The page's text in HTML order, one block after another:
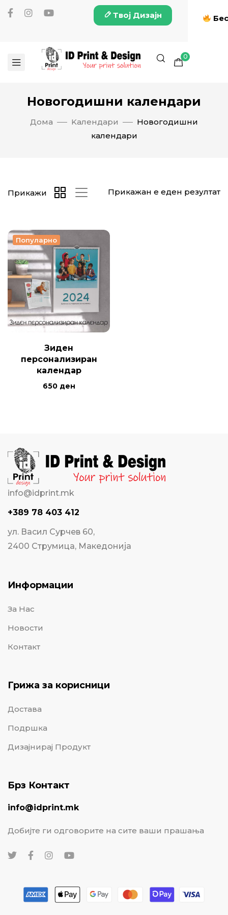
Твој Дизајн
0
Новогодишни календари
Дома Kалендари
Новогодишни
календари
Прикажан е еден резултат
Прикажи
Популарно
Зиден
персонализиран
календар
650 ден
info@idprint.mk
+389 78 403 412
ул. Васил Сурчев 60,
2400 Струмица, Македонија
Информации
За Нас
Новости
Контакт
Грижа за корисници
Достава
Подршка
Дизајнирај Продукт
Брз Контакт
info@idprint.mk
Добијте ги одговорите на сите ваши прашања